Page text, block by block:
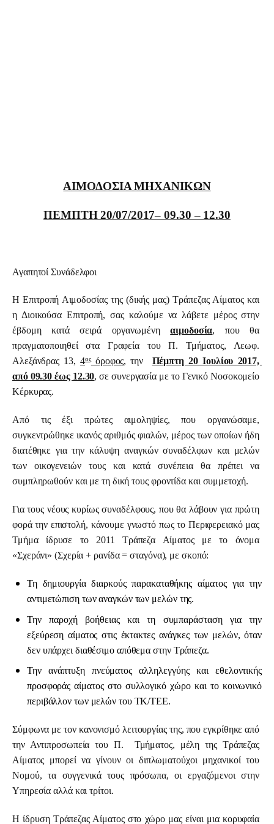
ΑΙΜΟΔΟΣΙΑ ΜΗΧΑΝΙΚΩΝ
ΠΕΜΠΤΗ 20/07/2017– 09.30 – 12.30
Αγαπητοί Συνάδελφοι
Η Επιτροπή Αιμοδοσίας της (δικής μας) Τράπεζας Αίματος και
η Διοικούσα Επιτροπή, σας καλούμε να λάβετε μέρος στην
έβδομη κατά σειρά οργανωμένη αιμοδοσία, που θα
πραγματοποιηθεί στα Γραφεία του Π. Τμήματος, Λεωφ.
Αλεξάνδρας 13, 4ος όροφος, την Πέμπτη 20 Ιουλίου 2017,
από 09.30 έως 12.30, σε συνεργασία με το Γενικό Νοσοκομείο
Κέρκυρας.
Από τις έξι πρώτες αιμοληψίες, που οργανώσαμε,
συγκεντρώθηκε ικανός αριθμός φιαλών, μέρος των οποίων ήδη
διατέθηκε για την κάλυψη αναγκών συναδέλφων και μελών
των οικογενειών τους και κατά συνέπεια θα πρέπει να
συμπληρωθούν και με τη δική τους φροντίδα και συμμετοχή.
Για τους νέους κυρίως συναδέλφους, που θα λάβουν για πρώτη
φορά την επιστολή, κάνουμε γνωστό πως το Περιφερειακό μας
Τμήμα ίδρυσε το 2011 Τράπεζα Αίματος με το όνομα
«Σχεράνι» (Σχερία + ρανίδα = σταγόνα), με σκοπό:
Τη δημιουργία διαρκούς παρακαταθήκης αίματος για την
αντιμετώπιση των αναγκών των μελών της.
Την παροχή βοήθειας και τη συμπαράσταση για την
εξεύρεση αίματος στις έκτακτες ανάγκες των μελών, όταν
δεν υπάρχει διαθέσιμο απόθεμα στην Τράπεζα.
Την ανάπτυξη πνεύματος αλληλεγγύης και εθελοντικής
προσφοράς αίματος στο συλλογικό χώρο και το κοινωνικό
περιβάλλον των μελών του ΤΚ/ΤΕΕ.
Σύμφωνα με τον κανονισμό λειτουργίας της, που εγκρίθηκε από
την Αντιπροσωπεία του Π.  Τμήματος, μέλη της Τράπεζας
Αίματος μπορεί να γίνουν οι διπλωματούχοι μηχανικοί του
Νομού, τα συγγενικά τους πρόσωπα, οι εργαζόμενοι στην
Υπηρεσία αλλά και τρίτοι.
Η ίδρυση Τράπεζας Αίματος στο χώρο μας είναι μια κορυφαία